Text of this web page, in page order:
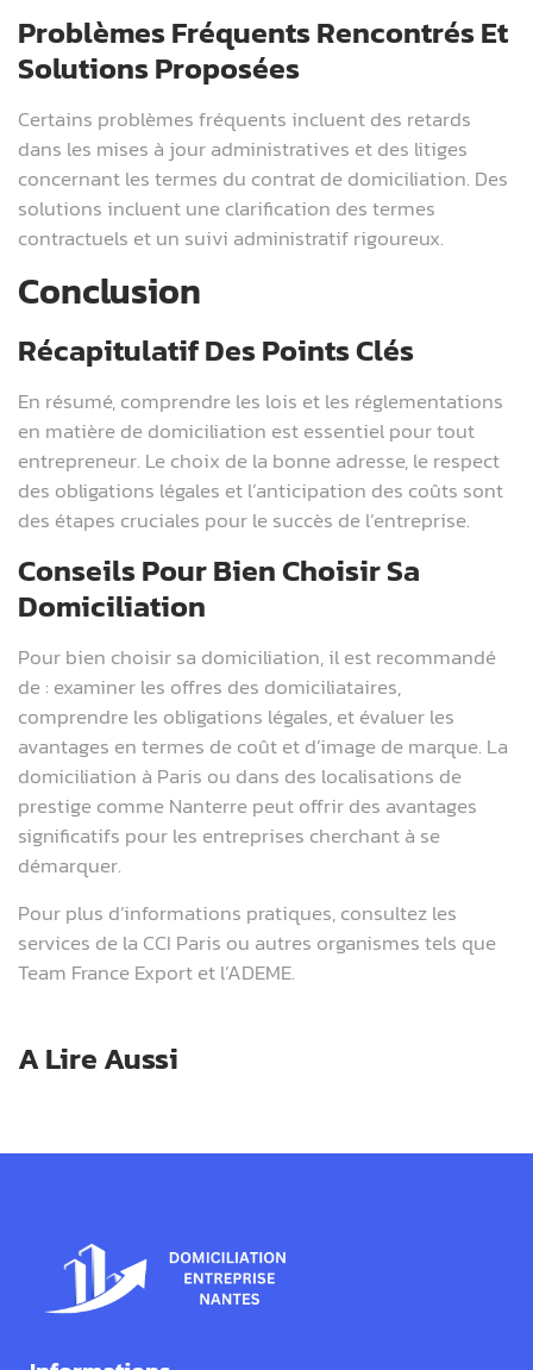
Problèmes Fréquents Rencontrés Et
Solutions Proposées
Certains problèmes fréquents incluent des retards
dans les mises à jour administratives et des litiges
concernant les termes du contrat de domiciliation. Des
solutions incluent une clarification des termes
contractuels et un suivi administratif rigoureux.
Conclusion
Récapitulatif Des Points Clés
En résumé, comprendre les lois et les réglementations
en matière de domiciliation est essentiel pour tout
entrepreneur. Le choix de la bonne adresse, le respect
des obligations légales et l’anticipation des coûts sont
des étapes cruciales pour le succès de l’entreprise.
Conseils Pour Bien Choisir Sa
Domiciliation
Pour bien choisir sa domiciliation, il est recommandé
de : examiner les offres des domiciliataires,
comprendre les obligations légales, et évaluer les
avantages en termes de coût et d’image de marque. La
domiciliation à Paris ou dans des localisations de
prestige comme Nanterre peut offrir des avantages
significatifs pour les entreprises cherchant à se
démarquer.
Pour plus d’informations pratiques, consultez les
services de la CCI Paris ou autres organismes tels que
Team France Export et l’ADEME.
A Lire Aussi